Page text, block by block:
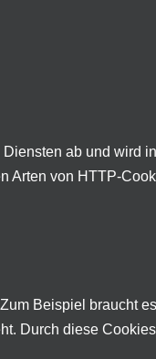
ab und wird
Arten von HTTP-
Beispiel braucht
Durch diese